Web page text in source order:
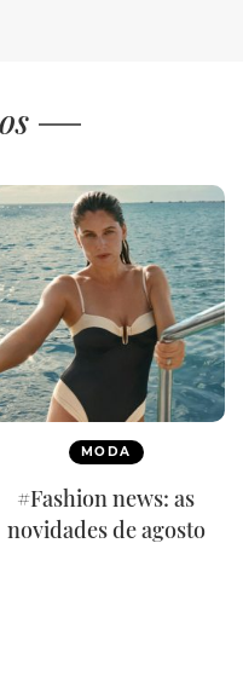
MODA
#Fashion news: as
novidades de agosto